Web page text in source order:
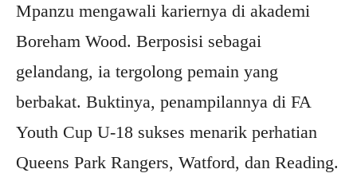
Mpanzu mengawali kariernya di akademi
Boreham Wood. Berposisi sebagai
gelandang, ia tergolong pemain yang
berbakat. Buktinya, penampilannya di FA
Youth Cup U-18 sukses menarik perhatian
Queens Park Rangers, Watford, dan Reading.